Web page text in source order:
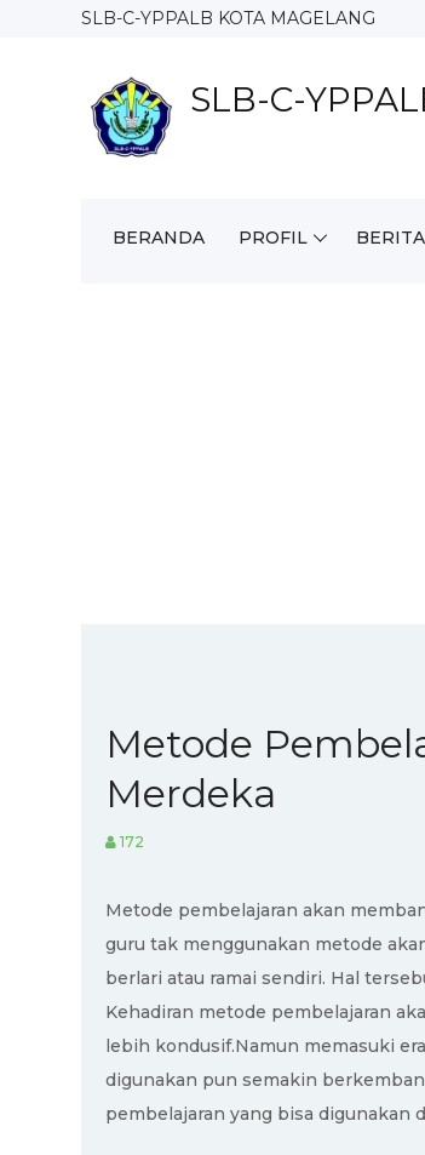
SLB-C-YPPALB KOTA MAGELANG
SLB-C-
BERANDA PROFIL BERITA
Metode
Merdeka
172
Metode pembelajaran akan
guru tak menggunakan metode
berlari atau ramai sendiri. Hal
Kehadiran metode pembelajaran
lebih kondusif.Namun memasuki
digunakan pun semakin
pembelajaran yang bisa digunakan